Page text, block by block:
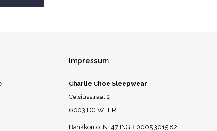
Impressum
Charlie Choe Sleepwear
Celsiusstraat 2
6003 DG WEERT
Bankkonto: NL47 INGB 0005 3015 82